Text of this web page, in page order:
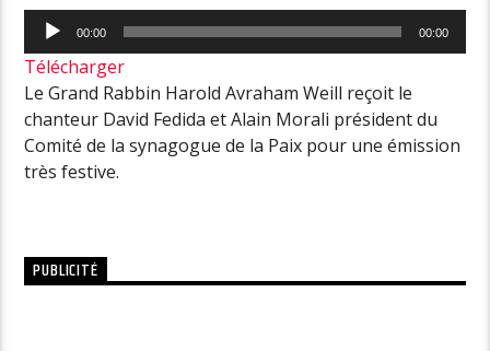
Lecteur
audio
00:00 00:00
Télécharger
Le Grand Rabbin Harold Avraham Weill reçoit le
chanteur David Fedida et Alain Morali président du
Comité de la synagogue de la Paix pour une émission
très festive.
PUBLICITÉ